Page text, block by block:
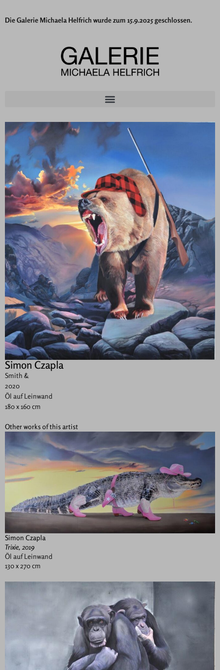
Die Galerie Michaela Helfrich wurde zum 15.9.2025 geschlossen.
Simon Czapla
Smith &
2020
Öl auf Leinwand
180 x 160 cm
Other works of this artist
Simon Czapla
Trixie, 2019
Öl auf Leinwand
130 x 270 cm